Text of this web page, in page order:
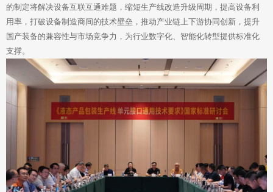
的制定将解决设备互联互通难题，缩短生产线改造升级周期，提高设备利
用率，打破设备制造商间的技术壁垒，推动产业链上下游协同创新，提升
国产装备的兼容性与市场竞争力，为行业数字化、智能化转型提供标准化
支撑。